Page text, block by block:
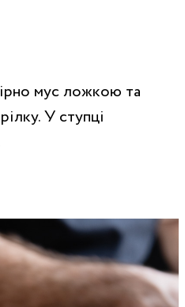
мус ложкою та
У ступці